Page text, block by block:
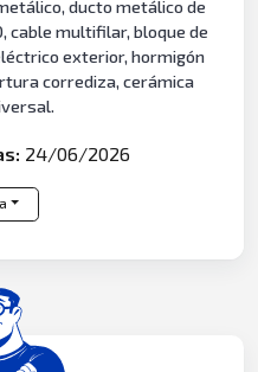
ducto metálico de
cable multifilar, bloque de
exterior, hormigón
corrediza, cerámica
24/06/2026